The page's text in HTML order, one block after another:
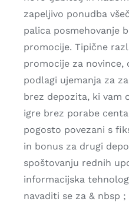
zapeljivo ponudba
palica posmehovanje
promocije. Tipične
promocije za novince,
podlagi ujemanja za
brez depozita, ki vam
igre brez porabe
pogosto povezani s
in bonus za drugi
spoštovanju rednih
informacijska
navaditi se za & nbsp